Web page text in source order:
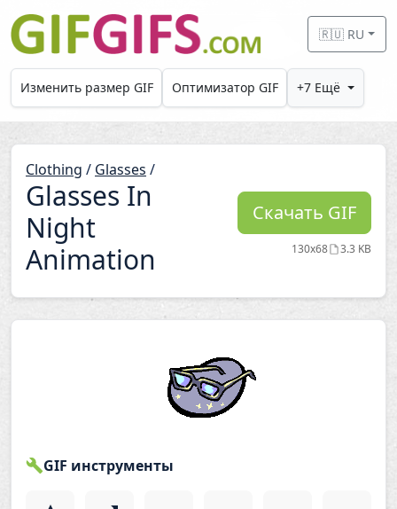
Skip to main content
🇷🇺 RU
Изменить размер GIF Оптимизатор GIF +7 Ещё
Clothing / Glasses /
Glasses In
Night
Animation
Скачать GIF
130x68 3.3 KB
GIF инструменты